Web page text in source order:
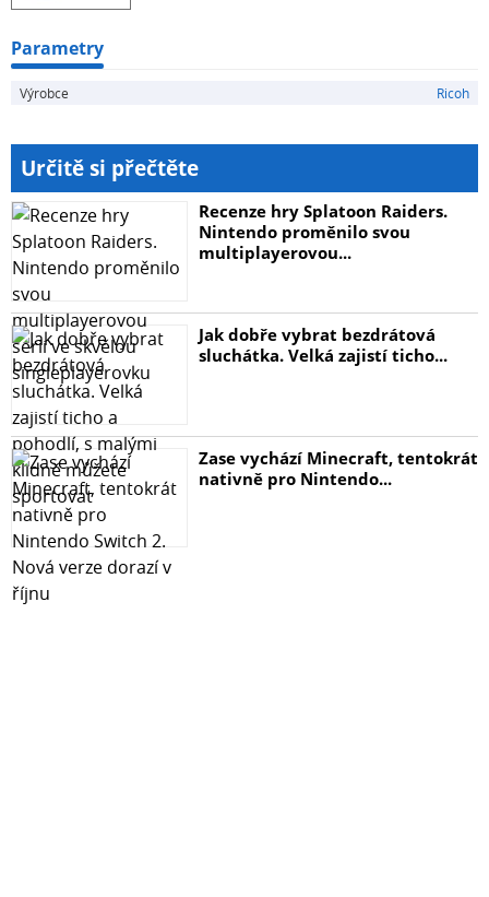
Parametry
Výrobce Ricoh
Určitě si přečtěte
Recenze hry Splatoon Raiders.
Nintendo proměnilo svou
multiplayerovou...
Jak dobře vybrat bezdrátová
sluchátka. Velká zajistí ticho...
Zase vychází Minecraft, tentokrát
nativně pro Nintendo...